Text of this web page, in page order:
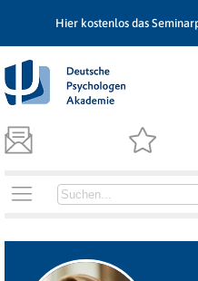
Hier kostenlos das